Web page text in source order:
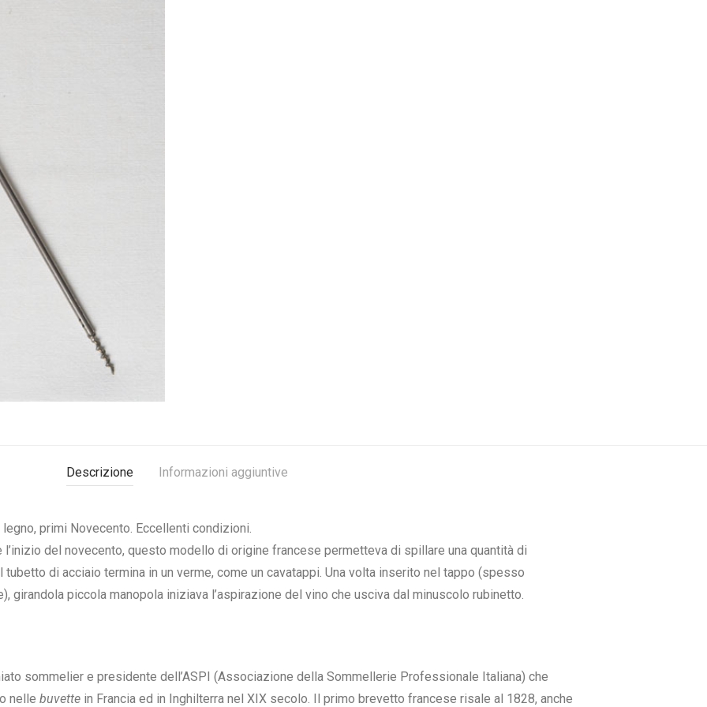
Descrizione Informazioni aggiuntive
primi Novecento. Eccellenti condizioni.
del novecento, questo modello di origine francese permetteva di spillare una quantità di
di acciaio termina in un verme, come un cavatappi. Una volta inserito nel tappo (spesso
girandola piccola manopola iniziava l’aspirazione del vino che usciva dal minuscolo rubinetto.
sommelier e presidente dell’ASPI (Associazione della Sommellerie Professionale Italiana) che
nelle buvette in Francia ed in Inghilterra nel XIX secolo. Il primo brevetto francese risale al 1828, anche